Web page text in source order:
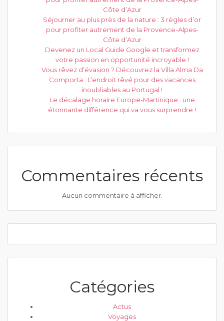
Côte d’Azur
Séjourner au plus près de la nature : 3 règles d’or
pour profiter autrement de la Provence-Alpes-
Côte d’Azur
Devenez un Local Guide Google et transformez
votre passion en opportunité incroyable !
Vous rêvez d’évasion ? Découvrez la Villa Alma Da
Comporta : L’endroit rêvé pour des vacances
inoubliables au Portugal !
Le décalage horaire Europe-Martinique : une
étonnante différence qui va vous surprendre !
Commentaires récents
Aucun commentaire à afficher.
Catégories
Actus
Voyages